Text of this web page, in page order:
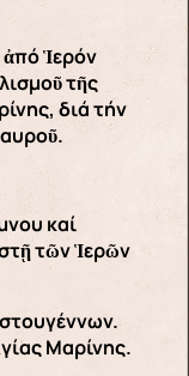
Ἱερόν
τῆς
διά τήν
καί
τῶν Ἱερῶν
Μαρίνης.